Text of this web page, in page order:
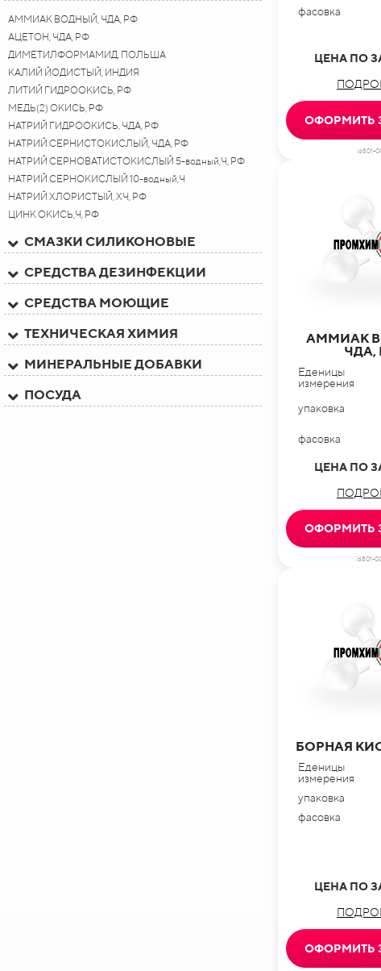
АММИАК ВОДНЫЙ, ЧДА, РФ
АЦЕТОН, ЧДА, РФ
ДИМЕТИЛФОРМАМИД, ПОЛЬША
КАЛИЙ ЙОДИСТЫЙ, ИНДИЯ
ЛИТИЙ ГИДРООКИСЬ, РФ
МЕДЬ(2) ОКИСЬ, РФ
НАТРИЙ ГИДРООКИСЬ, ЧДА, РФ
НАТРИЙ СЕРНИСТОКИСЛЫЙ, ЧДА, РФ
НАТРИЙ СЕРНОВАТИСТОКИСЛЫЙ 5-водный,Ч, РФ
НАТРИЙ СЕРНОКИСЛЫЙ 10-водный,Ч
НАТРИЙ ХЛОРИСТЫЙ, ХЧ, РФ
ЦИНК ОКИСЬ,Ч, РФ
СМАЗКИ СИЛИКОНОВЫЕ
СРЕДСТВА ДЕЗИНФЕКЦИИ
СРЕДСТВА МОЮЩИЕ
ТЕХНИЧЕСКАЯ ХИМИЯ
МИНЕРАЛЬНЫЕ ДОБАВКИ
ПОСУДА
фасовка
ЦЕНА ПО
ОФОРМИТЬ
id801-
АММИАК
ЧДА,
Еденицы
измерения
упаковка
фасовка
ЦЕНА ПО
ОФОРМИТЬ
id801-
БОРНАЯ
Еденицы
измерения
упаковка
фасовка
ЦЕНА ПО
ОФОРМИТЬ